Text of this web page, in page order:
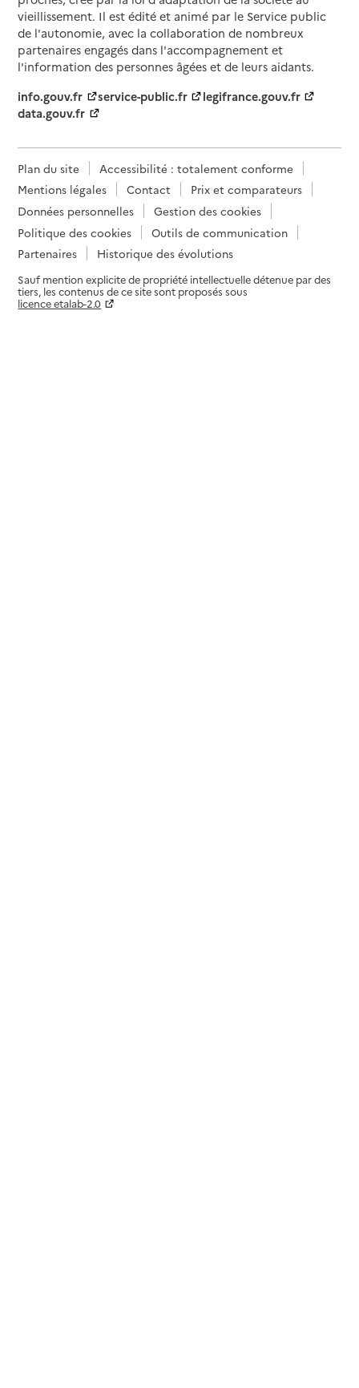
vieillissement. Il est édité et animé par le Service public
de l'autonomie, avec la collaboration de nombreux
partenaires engagés dans l'accompagnement et
l'information des personnes âgées et de leurs aidants.
info.gouv.fr
service-public.fr
legifrance.gouv.fr
data.gouv.fr
Plan du site
Accessibilité : totalement conforme
Mentions légales
Contact
Prix et comparateurs
Données personnelles
Gestion des cookies
Politique des cookies
Outils de communication
Partenaires
Historique des évolutions
Sauf mention explicite de propriété intellectuelle détenue par des
tiers, les contenus de ce site sont proposés sous
licence etalab-2.0